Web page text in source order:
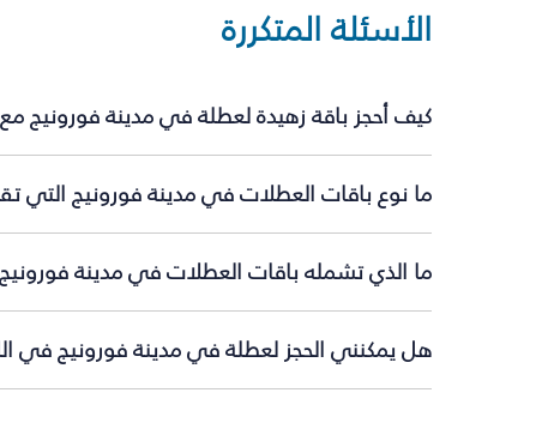
الأسئلة المتكررة
كيف أحجز باقة زهيدة لعطلة في مدينة فورونيج
ما نوع باقات العطلات في مدينة فورونيج التي
ما الذي تشمله باقات العطلات في مدينة
هل يمكنني الحجز لعطلة في مدينة فورونيج في